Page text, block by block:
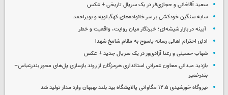
سعید آقاخانی و حجازی‌فر در یک سریال تاریخی + عکس
سایه سنگین خودکشی بر سر خانواده‌های کهگیلویه و بویراحمد
آیینه در بازار شیشه‌ای؛ خبرنگار میان روایت، واقعیت و خطر
ادای احترام اهالی رسانه یاسوج به مقام شامخ شهدا
شهاب حسینی و رعنا آزادی‌ور در یک سریال جدید + عکس
بازدید میدانی معاون عمرانی استانداری هرمزگان از روند بازسازی پل‌های محور بندرعباس–
بندرخمیر
نیروگاه خورشیدی ۱۲.۵ مگاواتی پالایشگاه بید بلند بهبهان وارد مدار تولید شد